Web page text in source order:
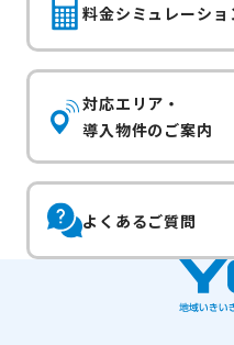
料金シミュレーショ
対応エリア・
導入物件のご案内
よくあるご質問